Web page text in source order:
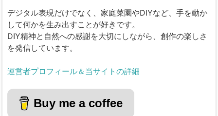
デジタル表現だけでなく、家庭菜園やDIYなど、手を動か
して何かを生み出すことが好きです。
DIY精神と自然への感謝を大切にしながら、創作の楽しさ
を発信しています。
運営者プロフィール＆当サイトの詳細
Buy me a coffee